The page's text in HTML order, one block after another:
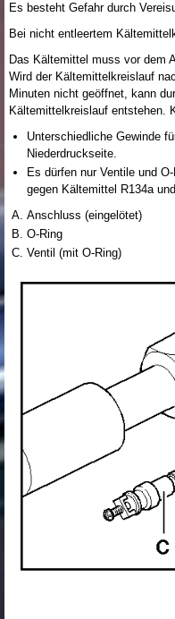
Es besteht Gefahr durch
Bei nicht entleertem
Das Kältemittel muss vor dem
Wird der Kältemittelkreislauf
Minuten nicht geöffnet, kann
Kältemittelkreislauf entstehen.
Unterschiedliche Gewinde
Niederdruckseite.
Es dürfen nur Ventile und
gegen Kältemittel R134a
Anschluss (eingelötet)
O-Ring
Ventil (mit O-Ring)